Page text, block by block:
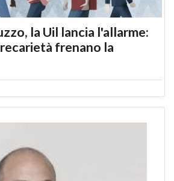
la Uil lancia l'allarme:
frenano la